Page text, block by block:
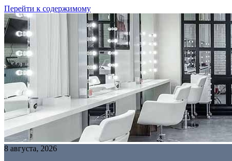
Перейти к содержимому
8 августа, 2026